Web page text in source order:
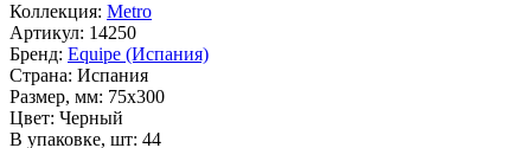
Коллекция: Metro
Артикул: 14250
Бренд: Equipe (Испания)
Страна: Испания
Размер, мм: 75x300
Цвет: Черный
В упаковке, шт: 44